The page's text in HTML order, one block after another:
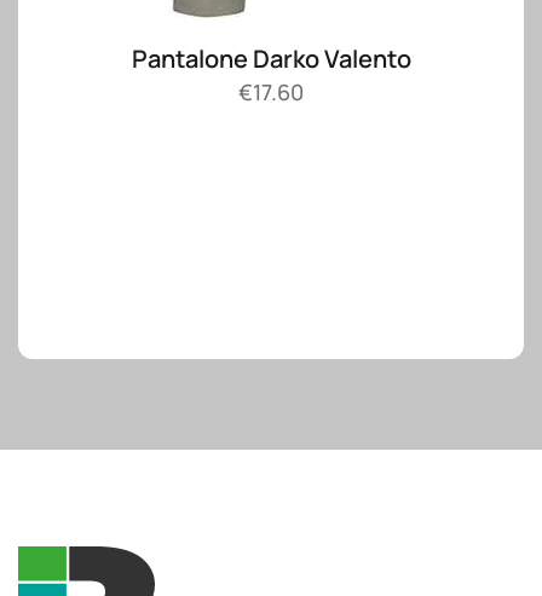
Pantalone Darko Valento
€17.60